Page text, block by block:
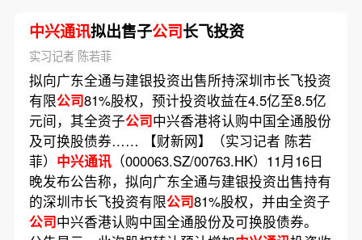
中兴通讯拟出售子公司长飞投资
实习记者 陈若菲
拟向广东全通与建银投资出售所持深圳市长飞投资
有限公司81%股权，预计投资收益在4.5亿至8.5亿
元间，其全资子公司中兴香港将认购中国全通股份
及可换股债券…… 【财新网】（实习记者 陈若
菲） 中兴通讯（000063.SZ/00763.HK）11月16日
晚发布公告称，拟向广东全通与建银投资出售持有
的深圳市长飞投资有限公司81%股权，并由全资子
公司中兴香港认购中国全通股份及可换股债券。